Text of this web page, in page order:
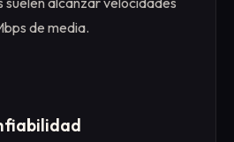
de media.